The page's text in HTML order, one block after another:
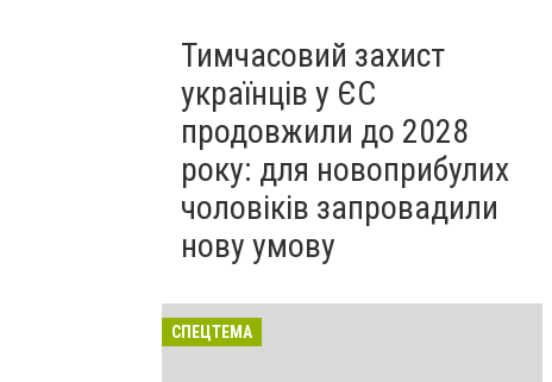
Тимчасовий захист
українців у ЄС
продовжили до 2028
року: для новоприбулих
чоловіків запровадили
нову умову
СПЕЦТЕМА